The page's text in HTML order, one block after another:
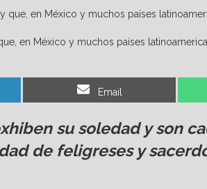
en México y muchos países
Share
on
Email
su soledad y son
de feligreses y